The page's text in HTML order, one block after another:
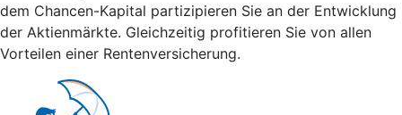
dem Chancen-Kapital partizipieren Sie an der Entwicklung
der Aktienmärkte. Gleichzeitig profitieren Sie von allen
Vorteilen einer Rentenversicherung.